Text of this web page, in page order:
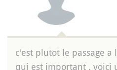
c'est plutot le passage a
qui est important . voici